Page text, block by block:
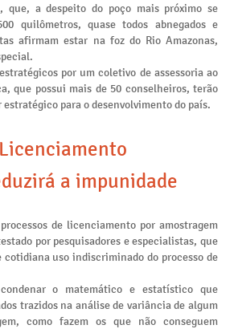
que, a despeito do poço mais próximo se
quilômetros, quase todos abnegados e
afirmam estar na foz do Rio Amazonas,
por um coletivo de assessoria ao
que possui mais de 50 conselheiros, terão
para o desenvolvimento do país.
a impunidade
de licenciamento por amostragem
por pesquisadores e especialistas, que
cotidiana uso indiscriminado do processo de
o matemático e estatístico que
trazidos na análise de variância de algum
como fazem os que não conseguem